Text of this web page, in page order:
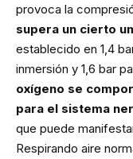
provoca la
supera un cierto
establecido en 1,4
inmersión y 1,6 bar
oxígeno se
para el sistema
que puede
Respirando aire